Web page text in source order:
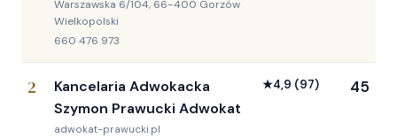
Warszawska 6/104, 66-400 Gorzów
Wielkopolski
660 476 973
2
Kancelaria Adwokacka
Szymon Prawucki Adwokat
adwokat-prawucki.pl
★4,9 (97) 45